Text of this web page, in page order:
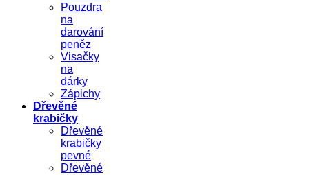
Pouzdra
na
darování
peněz
Visačky
na
dárky
Zápichy
Dřevěné
krabičky
Dřevěné
krabičky
pevné
Dřevěné